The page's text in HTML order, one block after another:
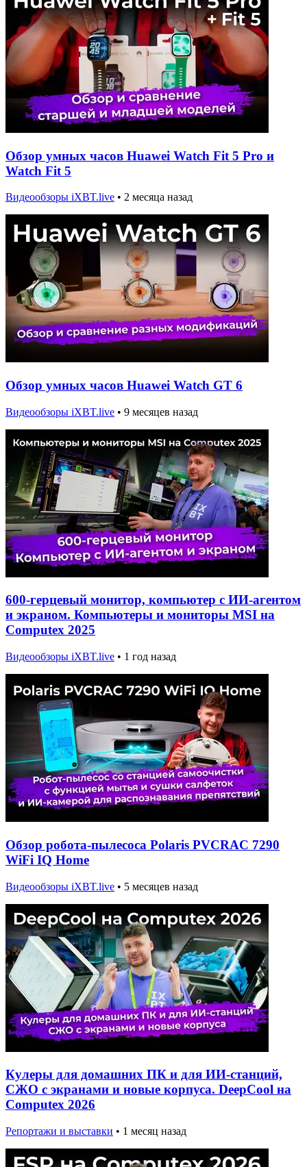
Обзор умных часов Huawei Watch Fit 5 Pro и
Watch Fit 5
Видеообзоры iXBT.live • 2 месяца назад
Обзор умных часов Huawei Watch GT 6
Видеообзоры iXBT.live • 9 месяцев назад
600-герцевый монитор, компьютер с ИИ-агентом
и экраном. Компьютеры и мониторы MSI на
Computex 2025
Видеообзоры iXBT.live • 1 год назад
Обзор робота-пылесоса Polaris PVCRAC 7290
WiFi IQ Home
Видеообзоры iXBT.live • 5 месяцев назад
Кулеры для домашних ПК и для ИИ-станций,
СЖО с экранами и новые корпуса. DeepCool на
Computex 2026
Репортажи и выставки • 1 месяц назад